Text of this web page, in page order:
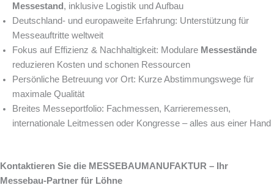
Messestand , inklusive Logistik und Aufbau
Deutschland- und europaweite Erfahrung: Unterstützung für
Messeauftritte weltweit
Fokus auf Effizienz & Nachhaltigkeit: Modulare Messestände
reduzieren Kosten und schonen Ressourcen
Persönliche Betreuung vor Ort: Kurze Abstimmungswege für
maximale Qualität
Breites Messeportfolio: Fachmessen, Karrieremessen,
internationale Leitmessen oder Kongresse – alles aus einer Hand
Kontaktieren Sie die MESSEBAUMANUFAKTUR – Ihr
Messebau-Partner für Löhne